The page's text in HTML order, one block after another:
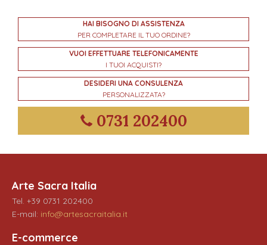
HAI BISOGNO DI ASSISTENZA
PER COMPLETARE IL TUO ORDINE?
VUOI EFFETTUARE TELEFONICAMENTE
I TUOI ACQUISTI?
DESIDERI UNA CONSULENZA
PERSONALIZZATA?
0731 202400
Arte Sacra Italia
Tel. +39 0731 202400
E-mail: info@artesacraitalia.it
E-commerce